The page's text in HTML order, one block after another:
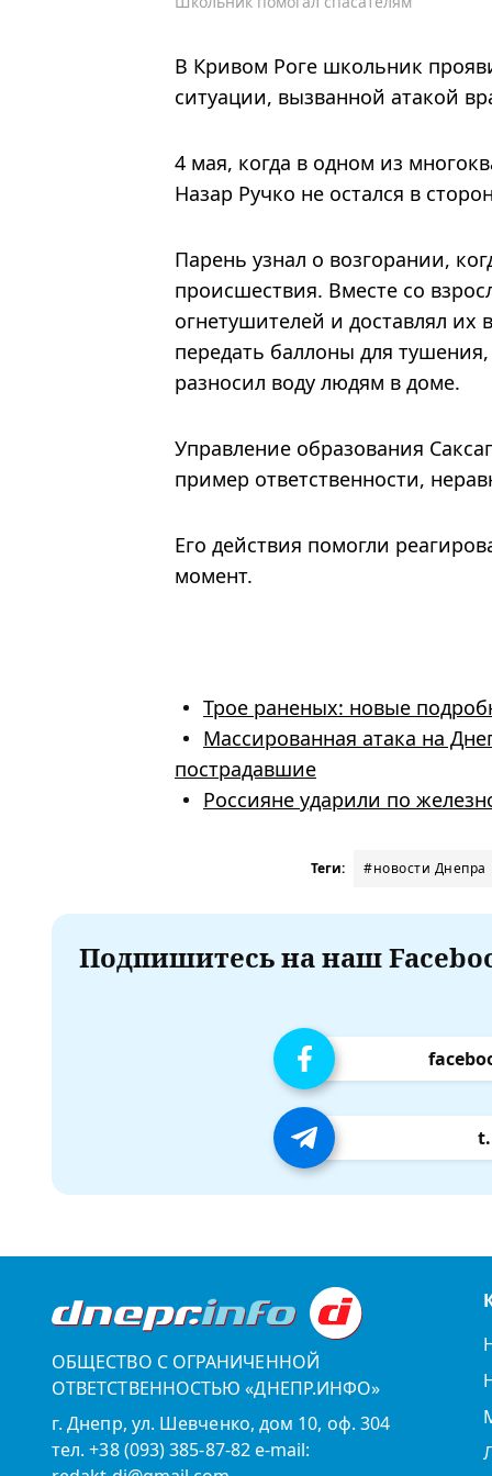
В Кривом Роге школьник
ситуации, вызванной атакой
4 мая, когда в одном из
Назар Ручко не остался в
Парень узнал о возгорании,
происшествия. Вместе со
огнетушителей и доставлял
передать баллоны для
разносил воду людям в доме.
Управление образования
пример ответственности,
Его действия помогли
момент.
Трое раненых: новые
Массированная атака на
пострадавшие
Россияне ударили по
Теги: #новости Днепра
Подпишитесь на наш
ОБЩЕСТВО С ОГРАНИЧЕННОЙ
ОТВЕТСТВЕННОСТЬЮ «ДНЕПР.ИНФО»
г. Днепр, ул. Шевченко, дом 10, оф. 304
тел. +38 (093) 385-87-82 e-mail: